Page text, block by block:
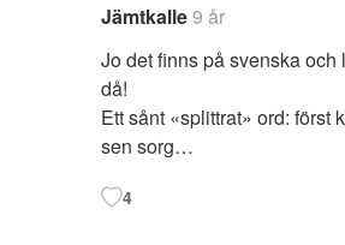
Jämtkalle9 år
Jo det finns på svenska och
då!
Ett sånt «splittrat» ord: först
sen sorg…
4